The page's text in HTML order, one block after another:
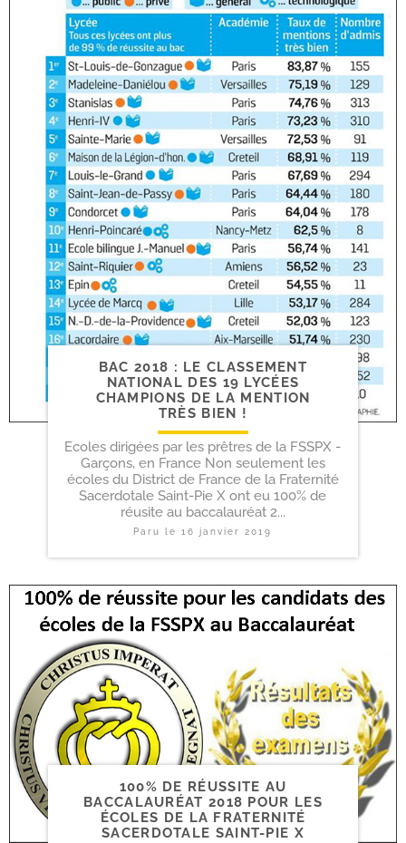
BAC 2018 : LE CLASSEMENT
NATIONAL DES 19 LYCÉES
CHAMPIONS DE LA MENTION
TRÈS BIEN !
Ecoles dirigées par les prêtres de la FSSPX -
Garçons, en France Non seulement les
écoles du District de France de la Fraternité
Sacerdotale Saint-Pie X ont eu 100% de
réusite au baccalauréat 2...
Paru le16 janvier 2019
100% DE RÉUSSITE AU
BACCALAURÉAT 2018 POUR LES
ÉCOLES DE LA FRATERNITÉ
SACERDOTALE SAINT-​PIE X